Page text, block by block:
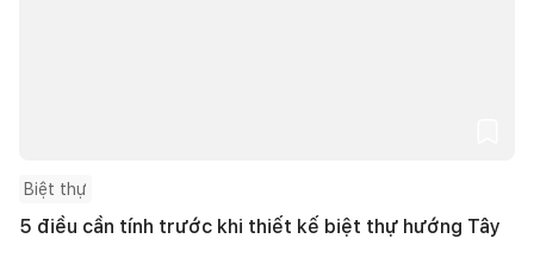
Biệt thự
5 điều cần tính trước khi thiết kế biệt thự hướng Tây